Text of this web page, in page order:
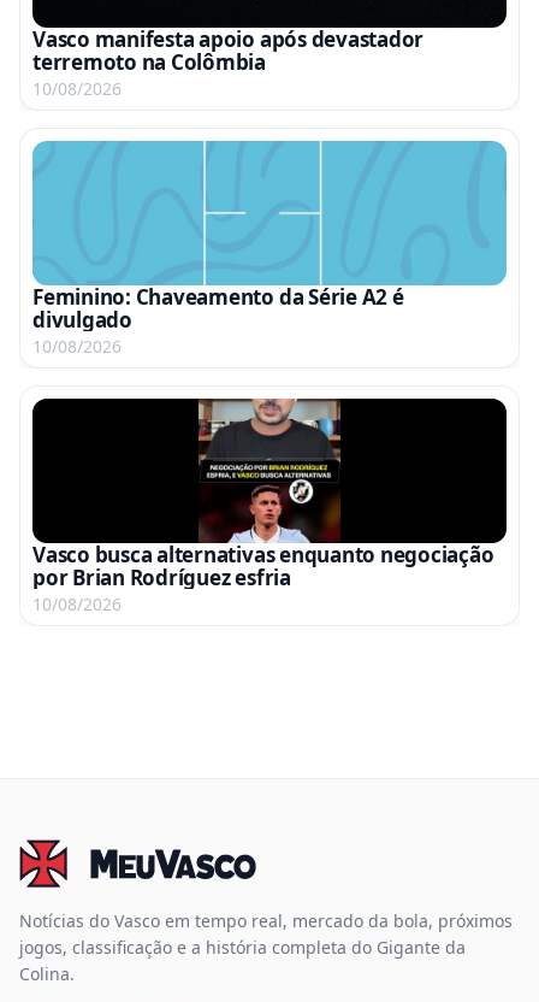
Vasco manifesta apoio após devastador
terremoto na Colômbia
10/08/2026
Feminino: Chaveamento da Série A2 é
divulgado
10/08/2026
Vasco busca alternativas enquanto negociação
por Brian Rodríguez esfria
10/08/2026
Notícias do Vasco em tempo real, mercado da bola, próximos
jogos, classificação e a história completa do Gigante da
Colina.